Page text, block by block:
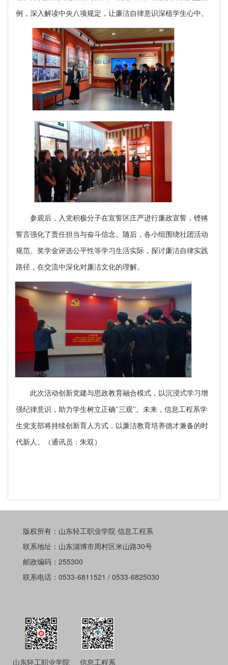
例，深入解读中央八项规定，让廉洁自律意识深植学生心中。
参观后，入党积极分子在宣誓区庄严进行廉政宣誓，铿锵
誓言强化了责任担当与奋斗信念。随后，各小组围绕社团活动
规范、奖学金评选公平性等学习生活实际，探讨廉洁自律实践
路径，在交流中深化对廉洁文化的理解。
此次活动创新党建与思政教育融合模式，以沉浸式学习增
强纪律意识，助力学生树立正确"三观"。未来，信息工程系学
生党支部将持续创新育人方式，以廉洁教育培养德才兼备的时
代新人。（通讯员：朱双）
版权所有：山东轻工职业学院 信息工程系
联系地址：山东淄博市周村区米山路30号
邮政编码：255300
联系电话：0533-6811521 / 0533-6825030
山东轻工职业学院 信息工程系